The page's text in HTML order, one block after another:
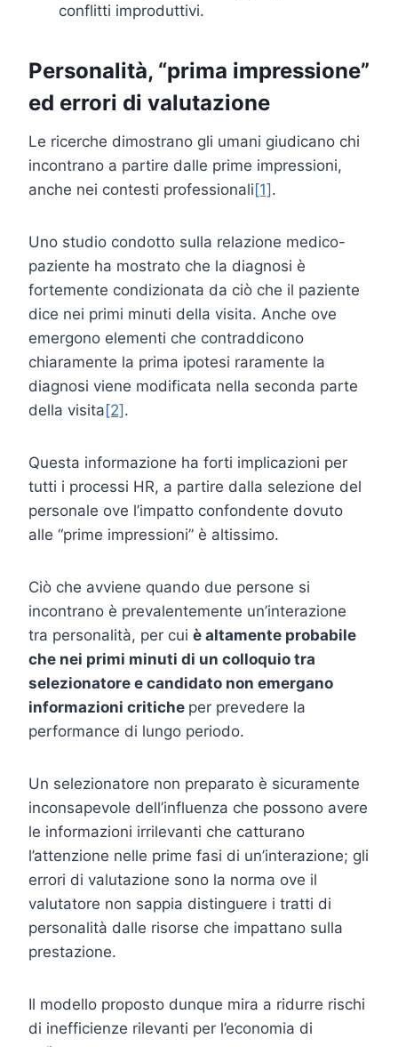
conflitti improduttivi.
Personalità, “prima impressione”
ed errori di valutazione
Le ricerche dimostrano gli umani giudicano chi
incontrano a partire dalle prime impressioni,
anche nei contesti professionali[1].
Uno studio condotto sulla relazione medico-
paziente ha mostrato che la diagnosi è
fortemente condizionata da ciò che il paziente
dice nei primi minuti della visita. Anche ove
emergono elementi che contraddicono
chiaramente la prima ipotesi raramente la
diagnosi viene modificata nella seconda parte
della visita[2].
Questa informazione ha forti implicazioni per
tutti i processi HR, a partire dalla selezione del
personale ove l’impatto confondente dovuto
alle “prime impressioni” è altissimo.
Ciò che avviene quando due persone si
incontrano è prevalentemente un’interazione
tra personalità, per cui è altamente probabile
che nei primi minuti di un colloquio tra
selezionatore e candidato non emergano
informazioni critiche per prevedere la
performance di lungo periodo.
Un selezionatore non preparato è sicuramente
inconsapevole dell’influenza che possono avere
le informazioni irrilevanti che catturano
l’attenzione nelle prime fasi di un’interazione; gli
errori di valutazione sono la norma ove il
valutatore non sappia distinguere i tratti di
personalità dalle risorse che impattano sulla
prestazione.
Il modello proposto dunque mira a ridurre rischi
di inefficienze rilevanti per l’economia di